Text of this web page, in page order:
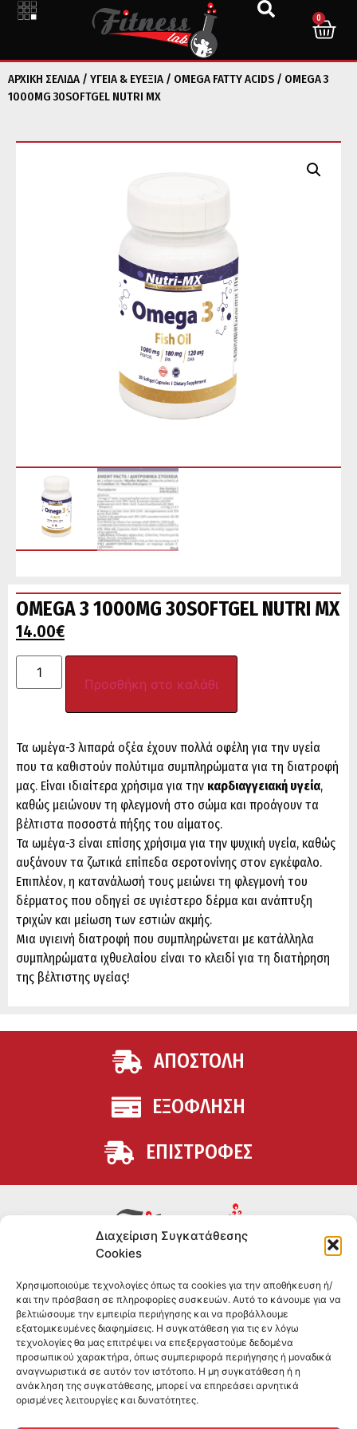
Διαχείριση Συγκατάθεσης
Cookies
Χρησιμοποιούμε τεχνολογίες όπως τα cookies για την αποθήκευση ή/
και την πρόσβαση σε πληροφορίες συσκευών. Αυτό το κάνουμε για να
βελτιώσουμε την εμπειρία περιήγησης και να προβάλλουμε
εξατομικευμένες διαφημίσεις. Η συγκατάθεση για τις εν λόγω
τεχνολογίες θα μας επιτρέψει να επεξεργαστούμε δεδομένα
προσωπικού χαρακτήρα, όπως συμπεριφορά περιήγησης ή μοναδικά
αναγνωριστικά σε αυτόν τον ιστότοπο. Η μη συγκατάθεση ή η
ανάκληση της συγκατάθεσης, μπορεί να επηρεάσει αρνητικά
ορισμένες λειτουργίες και δυνατότητες.
0
ΑΡΧΙΚΉ ΣΕΛΊΔΑ / ΥΓΕΙΑ & ΕΥΕΞΙΑ / OMEGA FATTY ACIDS / OMEGA 3
1000MG 30SOFTGEL NUTRI MX
OMEGA 3 1000MG 30SOFTGEL NUTRI MX
14.00€
Προσθήκη στο καλάθι
Τα ωμέγα-3 λιπαρά οξέα έχουν πολλά οφέλη για την υγεία
που τα καθιστούν πολύτιμα συμπληρώματα για τη διατροφή
μας. Είναι ιδιαίτερα χρήσιμα για την καρδιαγγειακή υγεία,
καθώς μειώνουν τη φλεγμονή στο σώμα και προάγουν τα
βέλτιστα ποσοστά πήξης του αίματος.
Τα ωμέγα-3 είναι επίσης χρήσιμα για την ψυχική υγεία, καθώς
αυξάνουν τα ζωτικά επίπεδα σεροτονίνης στον εγκέφαλο.
Επιπλέον, η κατανάλωσή τους μειώνει τη φλεγμονή του
δέρματος που οδηγεί σε υγιέστερο δέρμα και ανάπτυξη
τριχών και μείωση των εστιών ακμής.
Μια υγιεινή διατροφή που συμπληρώνεται με κατάλληλα
συμπληρώματα ιχθυελαίου είναι το κλειδί για τη διατήρηση
της βέλτιστης υγείας!
ΑΠΟΣΤΟΛΗ
ΕΞΟΦΛΗΣΗ
ΕΠΙΣΤΡΟΦΕΣ
θέλουν να βελτιώσουν τη διατροφή και την υγεία τους.
Επώνυμα brands και εμπειρία ετών στο χώρο.
ΠΛΗΡΟΦΟΡΙΕΣ
-ΤΗΛ:2551 181428
–ΟΡΟΙ & ΠΡΟΣΩΠΙΚΑ ΔΕΔΟΜΕΝΑ